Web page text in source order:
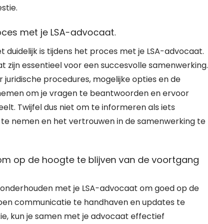
met je LSA-advocaat.
is tijdens het proces met je LSA-advocaat.
essentieel voor een succesvolle samenwerking.
procedures, mogelijke opties en de
om je vragen te beantwoorden en ervoor
Twijfel dus niet om te informeren als iets
nemen en het vertrouwen in de samenwerking te
op de hoogte te blijven van de voortgang
met je LSA-advocaat om goed op de
communicatie te handhaven en updates te
kun je samen met je advocaat effectief